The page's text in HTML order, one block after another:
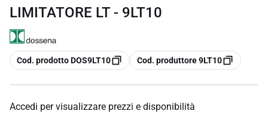
LIMITATORE LT - 9LT10
copia
Cod. prodotto DOS9LT10 copia
Cod. produttore 9LT10
Accedi per visualizzare prezzi e disponibilità